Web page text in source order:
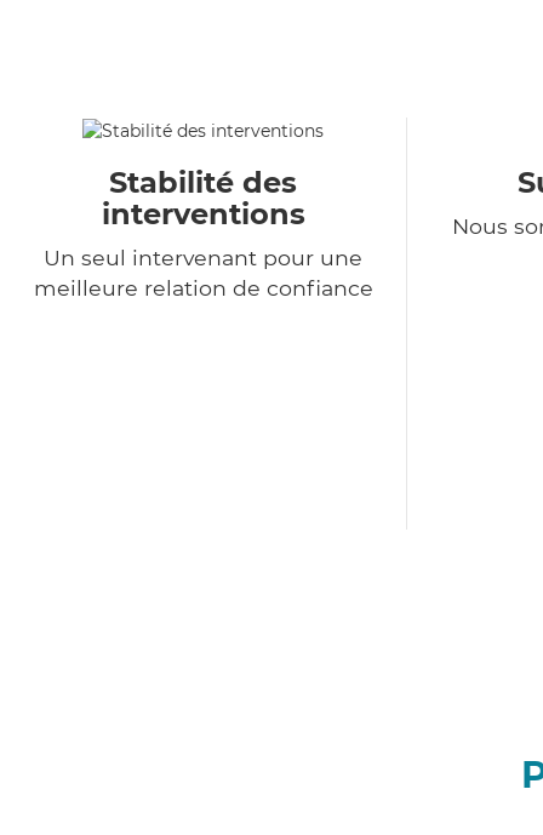
Stabilité des
interventions
Un seul intervenant pour une
meilleure relation de confiance
Nous